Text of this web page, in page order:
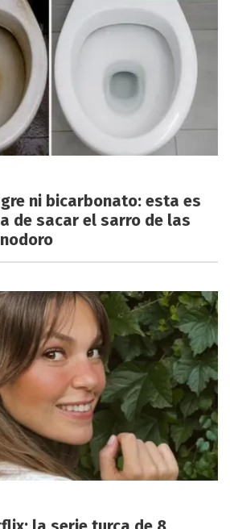
ni bicarbonato: esta es
de sacar el sarro de las